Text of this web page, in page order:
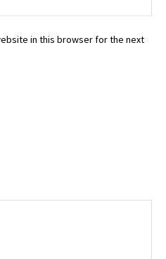
in this browser for the next